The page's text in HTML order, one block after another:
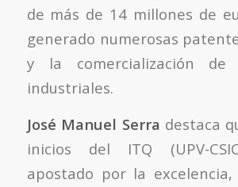
de más de 14 millones de
generado numerosas
y la comercialización de
industriales.
José Manuel Serra destaca
inicios del ITQ (UPV-
apostado por la excelencia,